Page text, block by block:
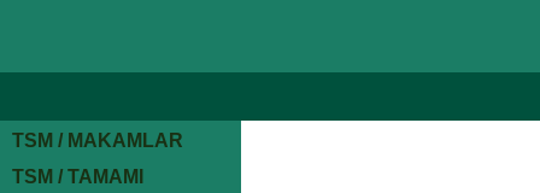
TSM / MAKAMLAR
TSM / TAMAMI